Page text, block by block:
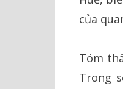
của
Tóm
Trong